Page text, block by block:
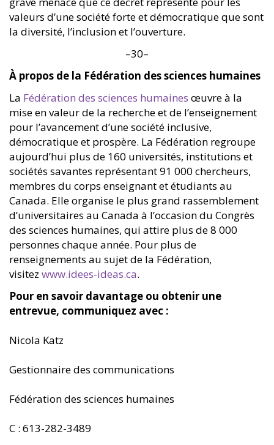
valeurs d’une société forte et démocratique que sont
la diversité, l’inclusion et l’ouverture.
–30–
À propos de la Fédération des sciences humaines
La Fédération des sciences humaines œuvre à la
mise en valeur de la recherche et de l’enseignement
pour l’avancement d’une société inclusive,
démocratique et prospère. La Fédération regroupe
aujourd’hui plus de 160 universités, institutions et
sociétés savantes représentant 91 000 chercheurs,
membres du corps enseignant et étudiants au
Canada. Elle organise le plus grand rassemblement
d’universitaires au Canada à l’occasion du Congrès
des sciences humaines, qui attire plus de 8 000
personnes chaque année. Pour plus de
renseignements au sujet de la Fédération,
visitez www.idees-ideas.ca.
Pour en savoir davantage ou obtenir une
entrevue, communiquez avec :
Nicola Katz
Gestionnaire des communications
Fédération des sciences humaines
C : 613-282-3489